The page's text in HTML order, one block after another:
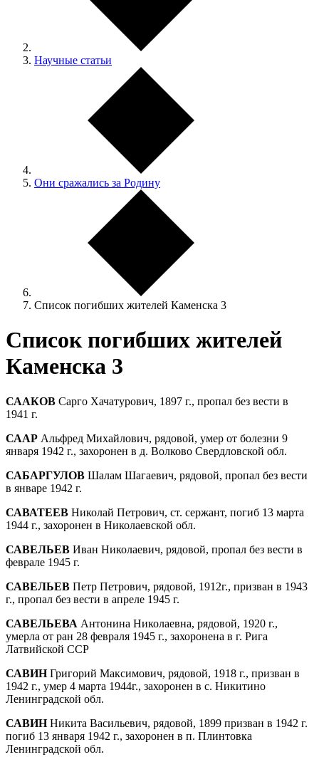
Научные статьи
Они сражались за Родину
Список погибших жителей Каменска 3
Список погибших жителей
Каменска 3
СААКОВ Сарго Хачатурович, 1897 г., пропал без вести в
1941 г.
СААР Альфред Михайлович, рядовой, умер от болезни 9
января 1942 г., захоронен в д. Волково Свердловской обл.
САБАРГУЛОВ Шалам Шагаевич, рядовой, пропал без вести
в январе 1942 г.
САВАТЕЕВ Николай Петрович, ст. сержант, погиб 13 марта
1944 г., захоронен в Николаевской обл.
САВЕЛЬЕВ Иван Николаевич, рядовой, пропал без вести в
феврале 1945 г.
САВЕЛЬЕВ Петр Петрович, рядовой, 1912г., призван в 1943
г., пропал без вести в апреле 1945 г.
САВЕЛЬЕВА Антонина Николаевна, рядовой, 1920 г.,
умерла от ран 28 февраля 1945 г., захоронена в г. Рига
Латвийской ССР
САВИНГригорий Максимович, рядовой, 1918 г., призван в
1942 г., умер 4 марта 1944г., захоронен в с. Никитино
Ленинградской обл.
САВИННикита Васильевич, рядовой, 1899 призван в 1942 г.
погиб 13 января 1942 г., захоронен в п. Плинтовка
Ленинградской обл.